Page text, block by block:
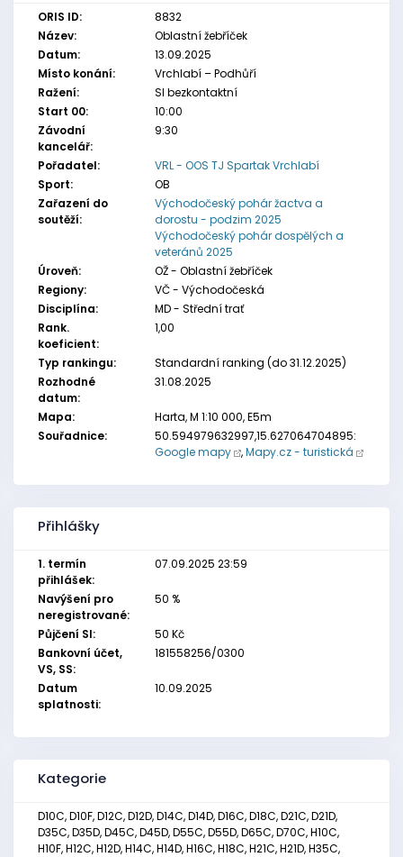
ORIS ID:
8832
Název:
Oblastní žebříček
Datum:
13.09.2025
Místo konání:
Vrchlabí – Podhůří
Ražení:
SI bezkontaktní
Start 00:
10:00
Závodní
kancelář:
9:30
Pořadatel:
VRL - OOS TJ Spartak Vrchlabí
Sport:
OB
Zařazení do
soutěží:
Východočeský pohár žactva a
dorostu - podzim 2025
Východočeský pohár dospělých a
veteránů 2025
Úroveň:
OŽ - Oblastní žebříček
Regiony:
VČ - Východočeská
Disciplína:
MD - Střední trať
Rank.
koeficient:
1,00
Typ rankingu:
Standardní ranking (do 31.12.2025)
Rozhodné
datum:
31.08.2025
Mapa:
Harta, M 1:10 000, E5m
Souřadnice:
50.594979632997,15.627064704895:
Google mapy
,Mapy.cz - turistická
Přihlášky
1. termín
přihlášek:
07.09.2025 23:59
Navýšení pro
neregistrované:
50 %
Půjčení SI:
50 Kč
Bankovní účet,
VS, SS:
181558256/0300
Datum
splatnosti:
10.09.2025
Kategorie
D10C, D10F, D12C, D12D, D14C, D14D, D16C, D18C, D21C, D21D,
D35C, D35D, D45C, D45D, D55C, D55D, D65C, D70C, H10C,
H10F, H12C, H12D, H14C, H14D, H16C, H18C, H21C, H21D, H35C,